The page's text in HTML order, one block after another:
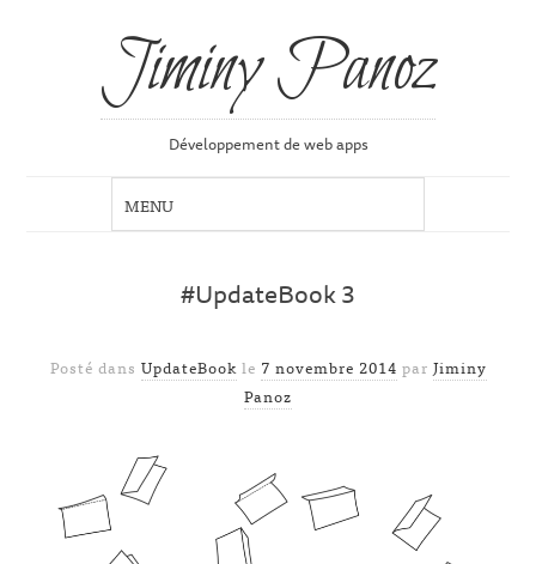
Jiminy Panoz
Développement de web apps
#UpdateBook 3
Posté dans UpdateBook le 7 novembre 2014 par Jiminy
Panoz